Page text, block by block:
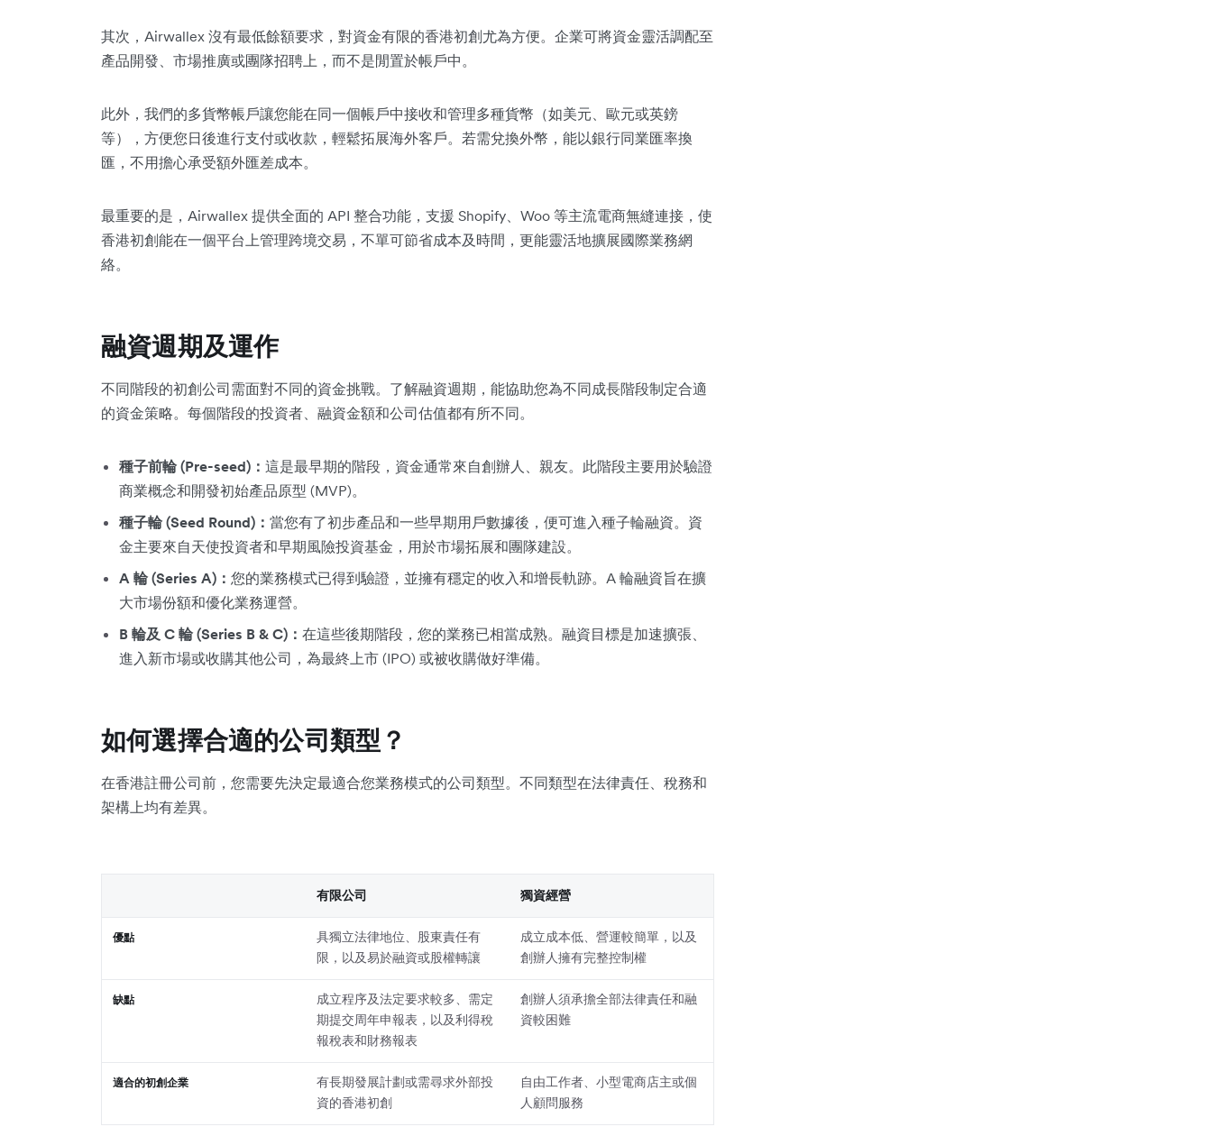
其次，Airwallex 沒有最低餘額要求，對資金有限的香港初創尤為方便。企業可將資金靈活調配至
產品開發、市場推廣或團隊招聘上，而不是閒置於帳戶中。
此外，我們的多貨幣帳戶讓您能在同一個帳戶中接收和管理多種貨幣（如美元、歐元或英鎊
等），方便您日後進行支付或收款，輕鬆拓展海外客戶。若需兌換外幣，能以銀行同業匯率換
匯，不用擔心承受額外匯差成本。
最重要的是，Airwallex 提供全面的 API 整合功能，支援 Shopify、Woo 等主流電商無縫連接，使
香港初創能在一個平台上管理跨境交易，不單可節省成本及時間，更能靈活地擴展國際業務網
絡。
融資週期及運作
不同階段的初創公司需面對不同的資金挑戰。了解融資週期，能協助您為不同成長階段制定合適
的資金策略。每個階段的投資者、融資金額和公司估值都有所不同。
種子前輪 (Pre-seed)： 這是最早期的階段，資金通常來自創辦人、親友。此階段主要用於驗證
商業概念和開發初始產品原型 (MVP)。
種子輪 (Seed Round)： 當您有了初步產品和一些早期用戶數據後，便可進入種子輪融資。資
金主要來自天使投資者和早期風險投資基金，用於市場拓展和團隊建設。
A 輪 (Series A)： 您的業務模式已得到驗證，並擁有穩定的收入和增長軌跡。A 輪融資旨在擴
大市場份額和優化業務運營。
B 輪及 C 輪 (Series B & C)： 在這些後期階段，您的業務已相當成熟。融資目標是加速擴張、
進入新市場或收購其他公司，為最終上市 (IPO) 或被收購做好準備。
如何選擇合適的公司類型？
在香港註冊公司前，您需要先決定最適合您業務模式的公司類型。不同類型在法律責任、稅務和
架構上均有差異。
有限公司 獨資經營
優點
具獨立法律地位、股東責任有
限，以及易於融資或股權轉讓
成立成本低、營運較簡單，以及
創辦人擁有完整控制權
缺點
成立程序及法定要求較多、需定
期提交周年申報表，以及利得稅
報稅表和財務報表
創辦人須承擔全部法律責任和融
資較困難
適合的初創企業
有長期發展計劃或需尋求外部投
資的香港初創
自由工作者、小型電商店主或個
人顧問服務